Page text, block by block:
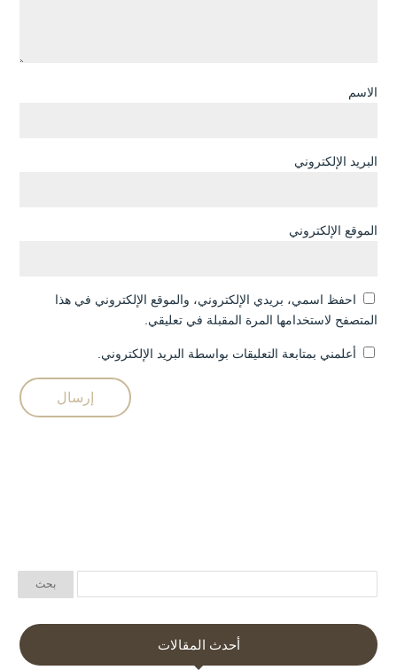
الاسم
البريد الإلكتروني
الموقع الإلكتروني
احفظ اسمي، بريدي الإلكتروني، والموقع الإلكتروني في هذا
المتصفح لاستخدامها المرة المقبلة في تعليقي.
أعلمني بمتابعة التعليقات بواسطة البريد الإلكتروني.
أحدث المقالات